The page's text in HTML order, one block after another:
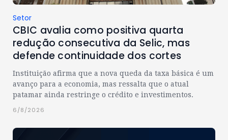
Setor
CBIC avalia como positiva quarta
redução consecutiva da Selic, mas
defende continuidade dos cortes
Instituição afirma que a nova queda da taxa básica é um
avanço para a economia, mas ressalta que o atual
patamar ainda restringe o crédito e investimentos.
6/8/2026